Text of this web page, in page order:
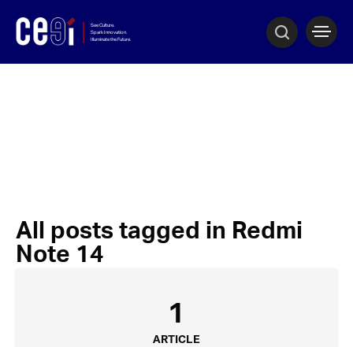
All posts tagged in Redmi
Note 14
1
ARTICLE